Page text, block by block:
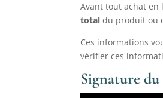
Avant tout achat en
total du produit ou
Ces informations
vérifier ces
Signature